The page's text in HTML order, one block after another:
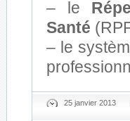
– le
Santé
– le
25 janvier 2013